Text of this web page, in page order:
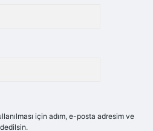
için adım, e-posta adresim ve